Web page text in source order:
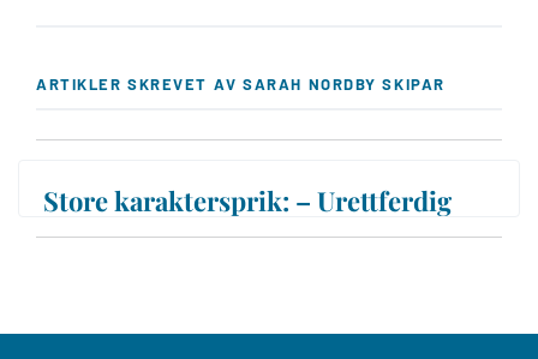
ARTIKLER SKREVET AV SARAH NORDBY SKIPAR
Store karaktersprik: – Urettferdig